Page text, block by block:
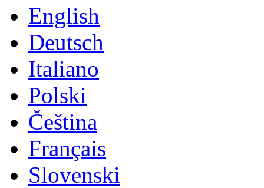
English
Deutsch
Italiano
Polski
Čeština
Français
Slovenski